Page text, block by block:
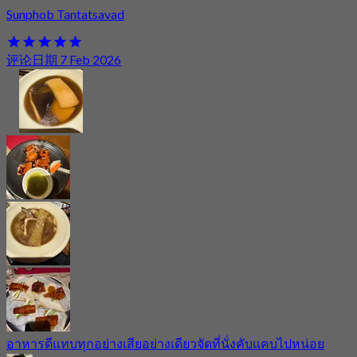
Sunphob Tantatsavad
评论日期 7 Feb 2026
อาหารดีแทบทุกอย่างเสียอย่างเดียวจัดที่นั่งคับแคบไปหน่อย